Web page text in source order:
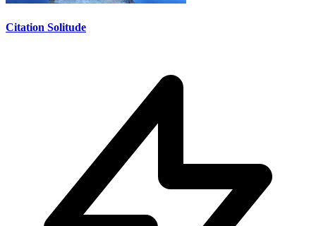
Citation Solitude